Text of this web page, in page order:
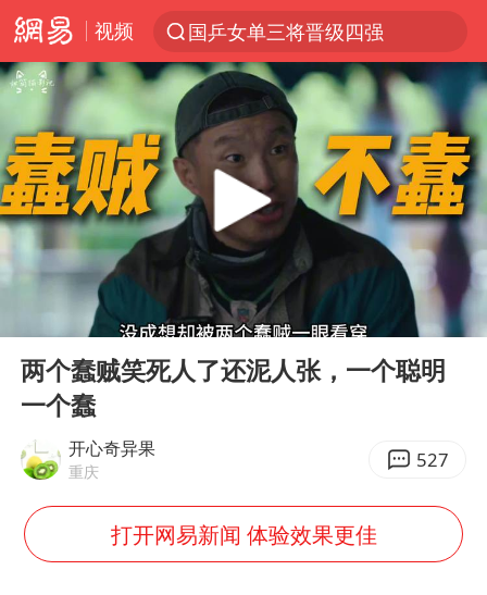
视频
国乒女单三将晋级四强
光影经济撬动暑期消费新蓝海
陈思诚零点晒照为佟丽娅庆生
马克·艾伦退出斯诺克中国公开赛
郑丽文：台湾从来没有“独立”过
新疆优化调整景区内自驾服务费
情侣平潭拍日出坠崖1死1伤
酒店花洒现排泄物住客索赔遭拒
杭州全市有序停课
几元成本的AI广告导致千万市值蒸发
Play
06:31
两个蠢贼笑死人了还泥人张，一个聪明
一个蠢
开心奇异果
重庆 527
打开网易新闻 体验效果更佳